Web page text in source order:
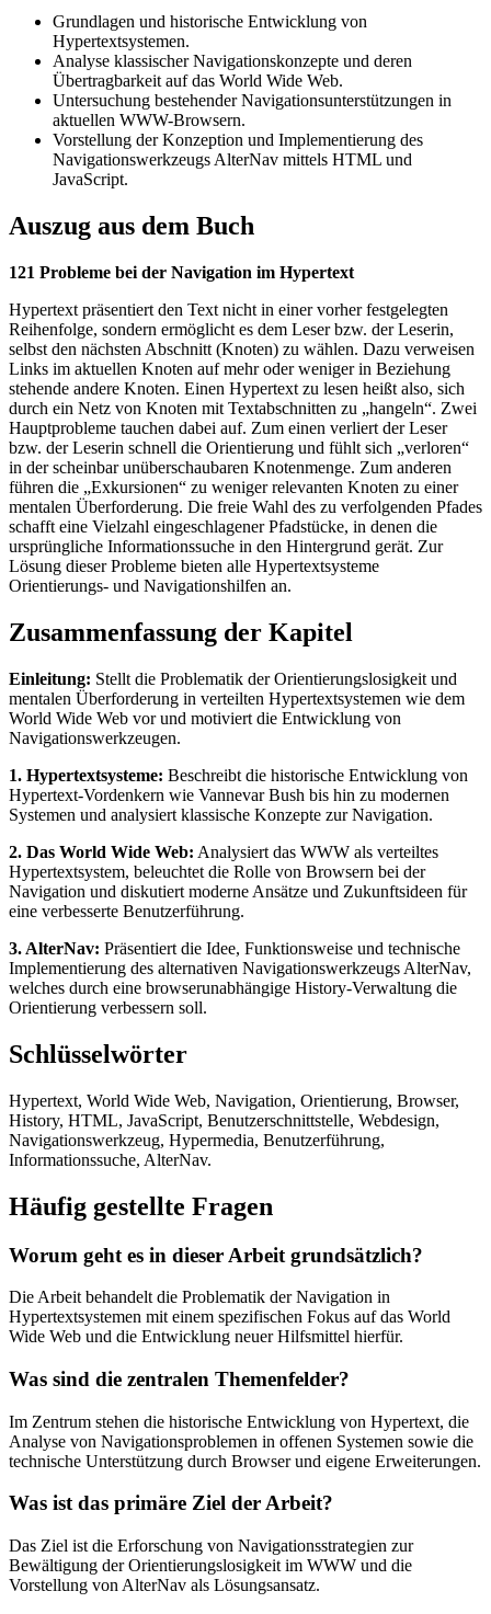
Grundlagen und historische Entwicklung von
Hypertextsystemen.
Analyse klassischer Navigationskonzepte und deren
Übertragbarkeit auf das World Wide Web.
Untersuchung bestehender Navigationsunterstützungen in
aktuellen WWW-Browsern.
Vorstellung der Konzeption und Implementierung des
Navigationswerkzeugs AlterNav mittels HTML und
JavaScript.
Auszug aus dem Buch
121 Probleme bei der Navigation im Hypertext
Hypertext präsentiert den Text nicht in einer vorher festgelegten
Reihenfolge, sondern ermöglicht es dem Leser bzw. der Leserin,
selbst den nächsten Abschnitt (Knoten) zu wählen. Dazu verweisen
Links im aktuellen Knoten auf mehr oder weniger in Beziehung
stehende andere Knoten. Einen Hypertext zu lesen heißt also, sich
durch ein Netz von Knoten mit Textabschnitten zu „hangeln“. Zwei
Hauptprobleme tauchen dabei auf. Zum einen verliert der Leser
bzw. der Leserin schnell die Orientierung und fühlt sich „verloren“
in der scheinbar unüberschaubaren Knotenmenge. Zum anderen
führen die „Exkursionen“ zu weniger relevanten Knoten zu einer
mentalen Überforderung. Die freie Wahl des zu verfolgenden Pfades
schafft eine Vielzahl eingeschlagener Pfadstücke, in denen die
ursprüngliche Informationssuche in den Hintergrund gerät. Zur
Lösung dieser Probleme bieten alle Hypertextsysteme
Orientierungs- und Navigationshilfen an.
Zusammenfassung der Kapitel
Einleitung: Stellt die Problematik der Orientierungslosigkeit und
mentalen Überforderung in verteilten Hypertextsystemen wie dem
World Wide Web vor und motiviert die Entwicklung von
Navigationswerkzeugen.
1. Hypertextsysteme: Beschreibt die historische Entwicklung von
Hypertext-Vordenkern wie Vannevar Bush bis hin zu modernen
Systemen und analysiert klassische Konzepte zur Navigation.
2. Das World Wide Web: Analysiert das WWW als verteiltes
Hypertextsystem, beleuchtet die Rolle von Browsern bei der
Navigation und diskutiert moderne Ansätze und Zukunftsideen für
eine verbesserte Benutzerführung.
3. AlterNav: Präsentiert die Idee, Funktionsweise und technische
Implementierung des alternativen Navigationswerkzeugs AlterNav,
welches durch eine browserunabhängige History-Verwaltung die
Orientierung verbessern soll.
Schlüsselwörter
Hypertext, World Wide Web, Navigation, Orientierung, Browser,
History, HTML, JavaScript, Benutzerschnittstelle, Webdesign,
Navigationswerkzeug, Hypermedia, Benutzerführung,
Informationssuche, AlterNav.
Häufig gestellte Fragen
Worum geht es in dieser Arbeit grundsätzlich?
Die Arbeit behandelt die Problematik der Navigation in
Hypertextsystemen mit einem spezifischen Fokus auf das World
Wide Web und die Entwicklung neuer Hilfsmittel hierfür.
Was sind die zentralen Themenfelder?
Im Zentrum stehen die historische Entwicklung von Hypertext, die
Analyse von Navigationsproblemen in offenen Systemen sowie die
technische Unterstützung durch Browser und eigene Erweiterungen.
Was ist das primäre Ziel der Arbeit?
Das Ziel ist die Erforschung von Navigationsstrategien zur
Bewältigung der Orientierungslosigkeit im WWW und die
Vorstellung von AlterNav als Lösungsansatz.